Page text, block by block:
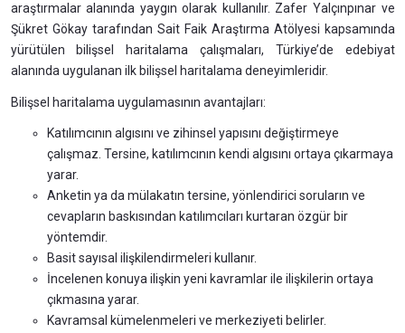
araştırmalar alanında yaygın olarak kullanılır. Zafer Yalçınpınar ve
Şükret Gökay tarafından Sait Faik Araştırma Atölyesi kapsamında
yürütülen bilişsel haritalama çalışmaları, Türkiye’de edebiyat
alanında uygulanan ilk bilişsel haritalama deneyimleridir.
Bilişsel haritalama uygulamasının avantajları:
Katılımcının algısını ve zihinsel yapısını değiştirmeye
çalışmaz. Tersine, katılımcının kendi algısını ortaya çıkarmaya
yarar.
Anketin ya da mülakatın tersine, yönlendirici soruların ve
cevapların baskısından katılımcıları kurtaran özgür bir
yöntemdir.
Basit sayısal ilişkilendirmeleri kullanır.
İncelenen konuya ilişkin yeni kavramlar ile ilişkilerin ortaya
çıkmasına yarar.
Kavramsal kümelenmeleri ve merkeziyeti belirler.